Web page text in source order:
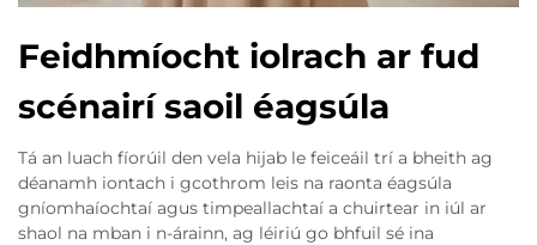
Feidhmíocht iolrach ar fud
scénairí saoil éagsúla
Tá an luach fíorúil den vela hijab le feiceáil trí a bheith ag
déanamh iontach i gcothrom leis na raonta éagsúla
gníomhaíochtaí agus timpeallachtaí a chuirtear in iúl ar
shaol na mban i n-árainn, ag léiriú go bhfuil sé ina